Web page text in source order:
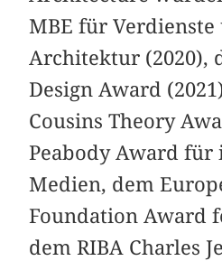
MBE für Verdienste
Architektur (2020),
Design Award
Cousins Theory
Peabody Award
Medien, dem
Foundation Award
dem RIBA Charles